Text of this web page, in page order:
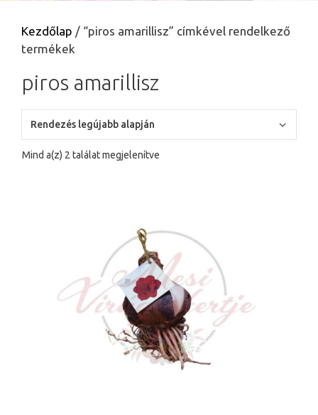
Kezdőlap / “piros amarillisz” címkével rendelkező
termékek
piros amarillisz
Mind a(z) 2 találat megjelenítve